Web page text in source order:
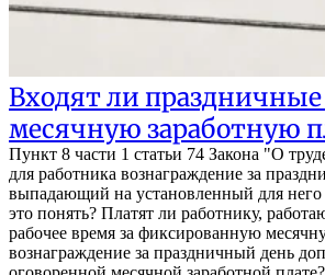
Входят ли
месячную заработную
Пункт 8 части 1 статьи 74 Закона "О
для работника вознаграждение за
выпадающий на установленный для него
это понять? Платят ли работнику,
рабочее время за фиксированную
вознаграждение за праздничный день